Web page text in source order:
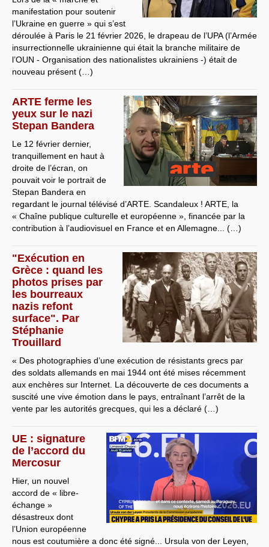
manifestation pour soutenir
l’Ukraine en guerre » qui s’est
déroulée à Paris le 21 février 2026, le drapeau de l’UPA (l’Armée
insurrectionnelle ukrainienne qui était la branche militaire de
l’OUN - Organisation des nationalistes ukrainiens -) était de
nouveau présent (…)
ARTE ferme les
yeux sur le nazi
Stepan Bandera
Le 12 février dernier,
tranquillement en haut à
droite de l’écran, on
pouvait voir le portrait de
Stepan Bandera en
regardant le journal télévisé d’ARTE. Scandaleux ! ARTE, la
« Chaîne publique culturelle et européenne », financée par la
contribution à l’audiovisuel en France et en Allemagne... (…)
"Exécution en
Grèce : quand les
photos prises par
les bourreaux
nazis refont
surface". Par
Stéphanie
Trouillard
« Des photographies d’une exécution de résistants grecs par
des soldats allemands en mai 1944 ont été mises récemment
aux enchères sur Internet. La découverte de ces documents a
suscité une vive émotion dans le pays, entraînant l’arrêt de la
vente par les autorités grecques, qui les a déclaré (…)
UE : signature
de l’accord du
Mercosur
Hier, un nouvel
accord de « libre-
échange »
désastreux dont
l’Union européenne
nous est coutumière a donc été signé... Ursula von der Leyen,